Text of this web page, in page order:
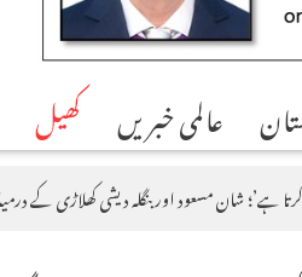
کھیل عالمی خبریں
ہے’؛ شان مسعود اور بنگلہ دیشی کھلاڑی کے